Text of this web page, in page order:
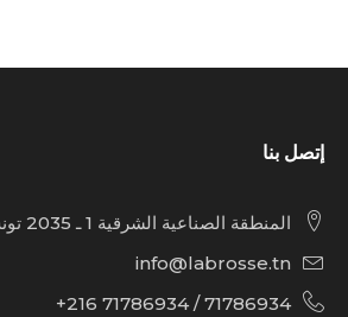
إتصل بنا
المنطقة الصناعية الشرقية 1 ـ 2035 تونس ـ تونس
info@labrosse.tn
71786934 / 71786934 216+